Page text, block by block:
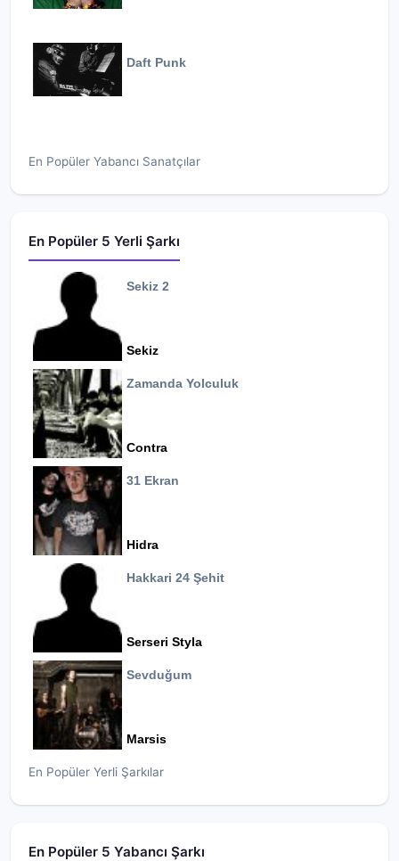
Daft Punk
En Popüler Yabancı Sanatçılar
En Popüler 5 Yerli Şarkı
Sekiz 2
Sekiz
Zamanda Yolculuk
Contra
31 Ekran
Hidra
Hakkari 24 Şehit
Serseri Styla
Sevduğum
Marsis
En Popüler Yerli Şarkılar
En Popüler 5 Yabancı Şarkı